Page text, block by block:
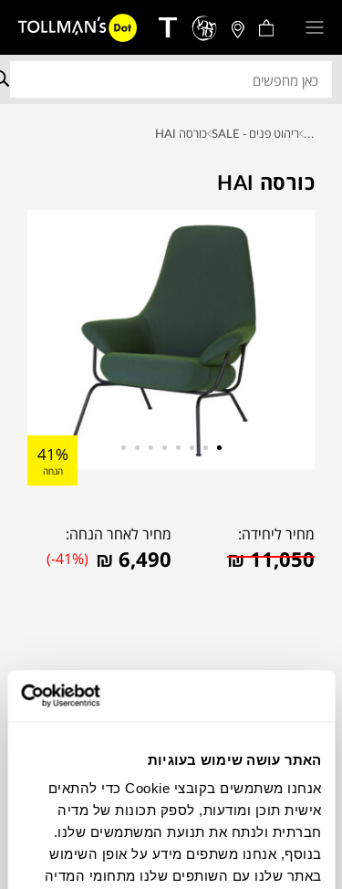
האתר עושה שימוש בעוגיות
אנחנו משתמשים בקובצי Cookie כדי להתאים
אישית תוכן ומודעות, לספק תכונות של מדיה
חברתית ולנתח את תנועת המשתמשים שלנו.
בנוסף, אנחנו משתפים מידע על אופן השימוש
באתר שלנו עם השותפים שלנו מתחומי המדיה
... ריהוט פנים - SALE כורסה HAI
כורסה HAI
41%
הנחה
מחיר ליחידה:
₪11,050
מחיר לאחר הנחה:
₪ 6,490
(-41%)
להדמיית AI Design
תוכלו למצוא אותי ב: